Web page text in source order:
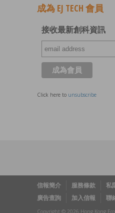
成為 EJ TECH 會員
接收最新創科資訊
Click here to unsubscribe
信報簡介 服務條款 私
廣告查詢
加入信報 聯